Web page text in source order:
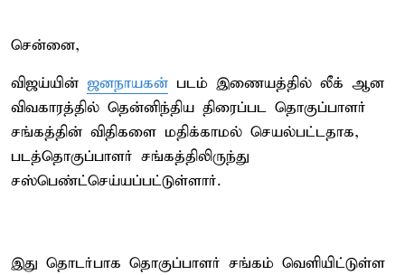
சென்னை,
விஜய்யின் ஜனநாயகன் படம் இணையத்தில் லீக் ஆன
விவகாரத்தில் தென்னிந்திய திரைப்பட தொகுப்பாளர்
சங்கத்தின் விதிகளை மதிக்காமல் செயல்பட்டதாக,
படத்தொகுப்பாளர் சங்கத்திலிருந்து
சஸ்பெண்ட்செய்யப்பட்டுள்ளார்.
இது தொடர்பாக தொகுப்பாளர் சங்கம் வெளியிட்டுள்ள